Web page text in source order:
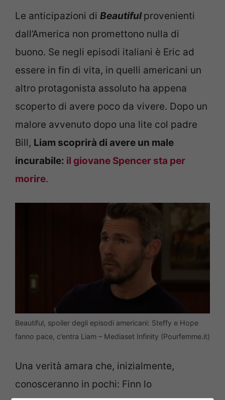
Le anticipazioni di Beautiful provenienti
dall’America non promettono nulla di
buono. Se negli episodi italiani è Eric ad
essere in fin di vita, in quelli americani un
altro protagonista assoluto ha appena
scoperto di avere poco da vivere. Dopo un
malore avvenuto dopo una lite col padre
Bill, Liam scoprirà di avere un male
incurabile: il giovane Spencer sta per
morire.
Beautiful, spoiler degli episodi americani: Steffy e Hope
fanno pace, c’entra Liam – Mediaset Infinity (Pourfemme.it)
Una verità amara che, inizialmente,
conosceranno in pochi: Finn lo